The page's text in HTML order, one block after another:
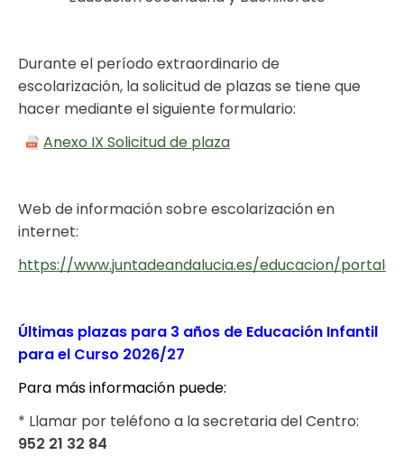
Durante el período extraordinario de
escolarización, la solicitud de plazas se tiene que
hacer mediante el siguiente formulario:
Anexo IX Solicitud de plaza
Web de información sobre escolarización en
internet:
https://www.juntadeandalucia.es/educacion/
Últimas plazas para 3 años de Educación Infantil
para el Curso 2026/27
Para más información puede:
* Llamar por teléfono a la secretaria del Centro:
952 21 32 84